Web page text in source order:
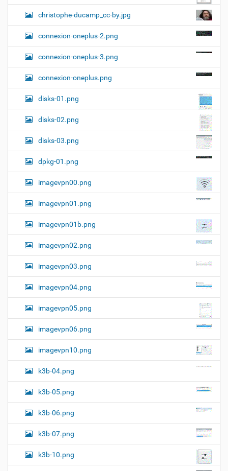
christophe-ducamp_cc-by.jpg
connexion-oneplus-2.png
connexion-oneplus-3.png
connexion-oneplus.png
disks-01.png
disks-02.png
disks-03.png
dpkg-01.png
imagevpn00.png
imagevpn01.png
imagevpn01b.png
imagevpn02.png
imagevpn03.png
imagevpn04.png
imagevpn05.png
imagevpn06.png
imagevpn10.png
k3b-04.png
k3b-05.png
k3b-06.png
k3b-07.png
k3b-10.png